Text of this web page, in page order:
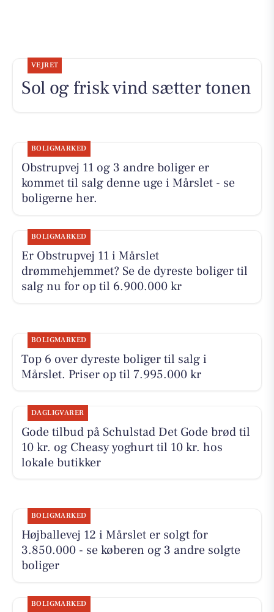
VEJRET
Sol og frisk vind sætter tonen
BOLIGMARKED
Obstrupvej 11 og 3 andre boliger er
kommet til salg denne uge i Mårslet - se
boligerne her.
BOLIGMARKED
Er Obstrupvej 11 i Mårslet
drømmehjemmet? Se de dyreste boliger til
salg nu for op til 6.900.000 kr
BOLIGMARKED
Top 6 over dyreste boliger til salg i
Mårslet. Priser op til 7.995.000 kr
DAGLIGVARER
Gode tilbud på Schulstad Det Gode brød til
10 kr. og Cheasy yoghurt til 10 kr. hos
lokale butikker
BOLIGMARKED
Højballevej 12 i Mårslet er solgt for
3.850.000 - se køberen og 3 andre solgte
boliger
BOLIGMARKED